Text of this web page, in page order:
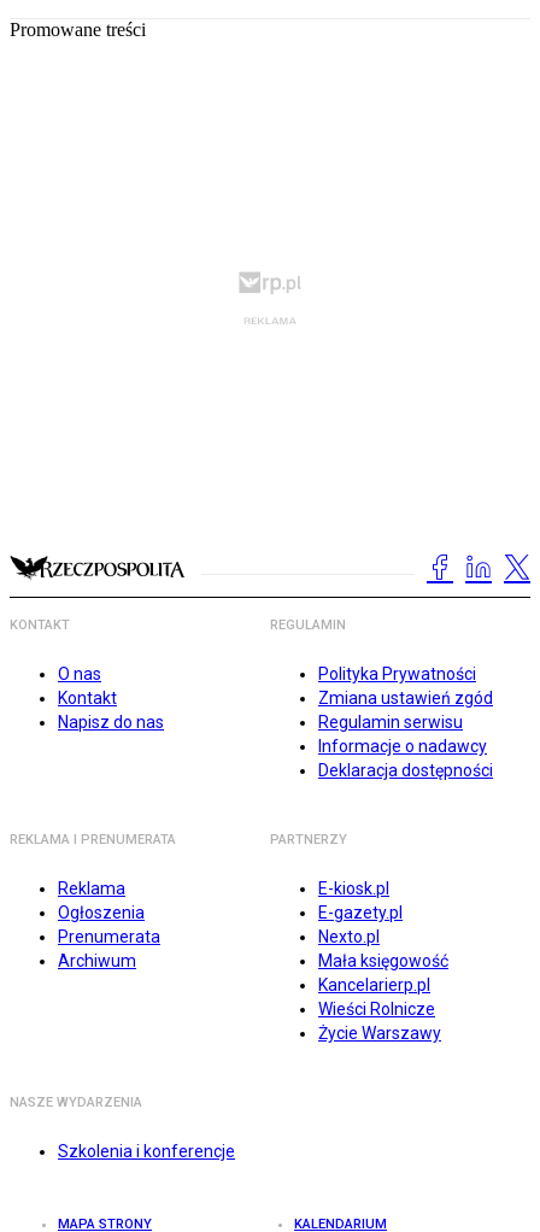
Promowane treści
KONTAKT
O nas
Kontakt
Napisz do nas
REGULAMIN
Polityka Prywatności
Zmiana ustawień zgód
Regulamin serwisu
Informacje o nadawcy
Deklaracja dostępności
REKLAMA I PRENUMERATA
Reklama
Ogłoszenia
Prenumerata
Archiwum
PARTNERZY
E-kiosk.pl
E-gazety.pl
Nexto.pl
Mała księgowość
Kancelarierp.pl
Wieści Rolnicze
Życie Warszawy
NASZE WYDARZENIA
Szkolenia i konferencje
MAPA STRONY KALENDARIUM